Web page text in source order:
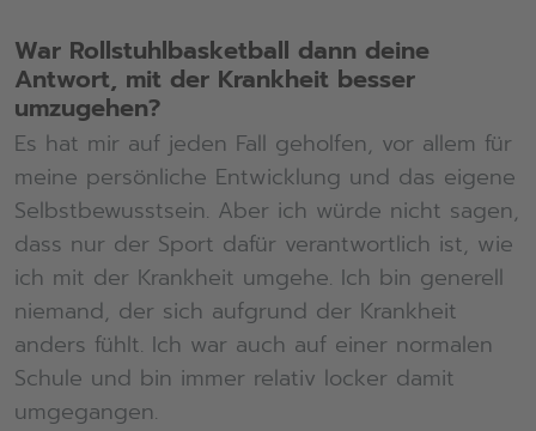
War Rollstuhlbasketball dann deine
Antwort, mit der Krankheit besser
umzugehen?
Es hat mir auf jeden Fall geholfen, vor allem für
meine persönliche Entwicklung und das eigene
Selbstbewusstsein. Aber ich würde nicht sagen,
dass nur der Sport dafür verantwortlich ist, wie
ich mit der Krankheit umgehe. Ich bin generell
niemand, der sich aufgrund der Krankheit
anders fühlt. Ich war auch auf einer normalen
Schule und bin immer relativ locker damit
umgegangen.